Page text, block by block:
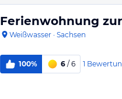
Ferienwohnung
Weißwasser · Sachsen
100% 6 / 6 1